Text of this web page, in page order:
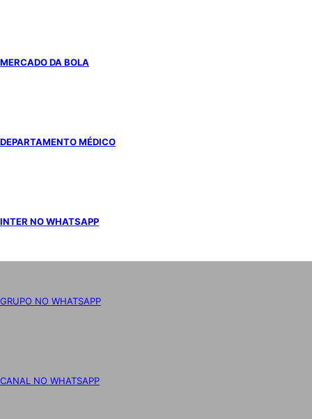
MERCADO DA BOLA
DEPARTAMENTO MÉDICO
INTER NO WHATSAPP
GRUPO NO WHATSAPP
CANAL NO WHATSAPP